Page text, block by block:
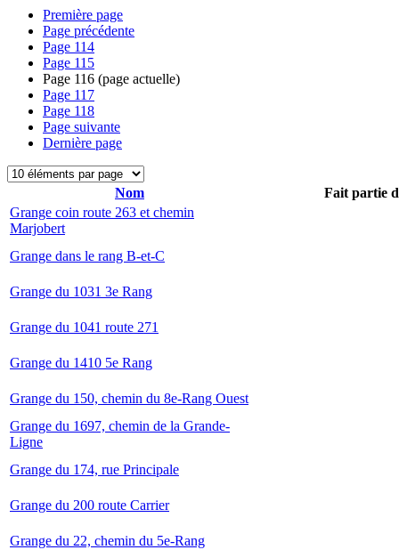
Première page
Page précédente
Page 114
Page 115
Page 116 (page actuelle)
Page 117
Page 118
Page suivante
Dernière page
Nom
Fait partie
Grange coin route 263 et chemin
Marjobert
Grange dans le rang B-et-C
Grange du 1031 3e Rang
Grange du 1041 route 271
Grange du 1410 5e Rang
Grange du 150, chemin du 8e-Rang Ouest
Grange du 1697, chemin de la Grande-
Ligne
Grange du 174, rue Principale
Grange du 200 route Carrier
Grange du 22, chemin du 5e-Rang